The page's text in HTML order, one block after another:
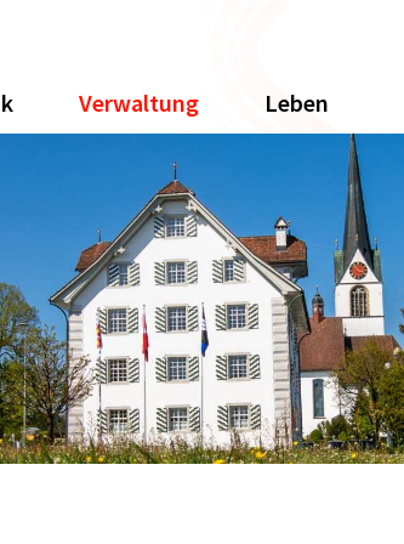
Verwaltung Leben